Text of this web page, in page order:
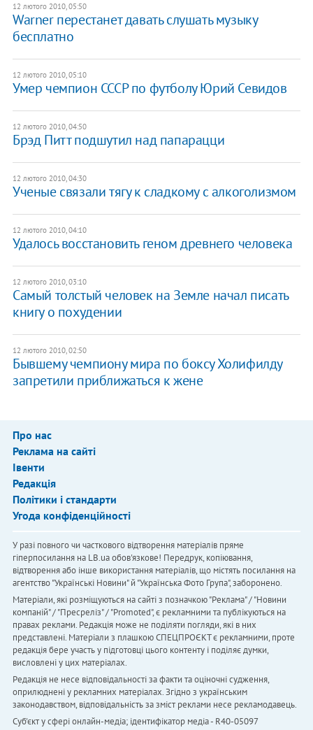
12 лютого 2010, 05:50
Warner перестанет давать слушать музыку
бесплатно
12 лютого 2010, 05:10
Умер чемпион СССР по футболу Юрий Севидов
12 лютого 2010, 04:50
Брэд Питт подшутил над папарацци
12 лютого 2010, 04:30
Ученые связали тягу к сладкому с алкоголизмом
12 лютого 2010, 04:10
Удалось восстановить геном древнего человека
12 лютого 2010, 03:10
Самый толстый человек на Земле начал писать
книгу о похудении
12 лютого 2010, 02:50
Бывшему чемпиону мира по боксу Холифилду
запретили приближаться к жене
Про нас
Реклама на сайті
Івенти
Редакція
Політики і стандарти
Угода конфіденційності
У разі повного чи часткового відтворення матеріалів пряме
гіперпосилання на LB.ua обов'язкове! Передрук, копіювання,
відтворення або інше використання матеріалів, що містять посилання на
агентство "Українськi Новини" й "Українська Фото Група", заборонено.
Матеріали, які розміщуються на сайті з позначкою "Реклама" / "Новини
компаній" / "Пресреліз" / "Promoted", є рекламними та публікуються на
правах реклами. Редакція може не поділяти погляди, які в них
представлені. Матеріали з плашкою СПЕЦПРОЄКТ є рекламними, проте
редакція бере участь у підготовці цього контенту і поділяє думки,
висловлені у цих матеріалах.
Редакція не несе відповідальності за факти та оціночні судження,
оприлюднені у рекламних матеріалах. Згідно з українським
законодавством, відповідальність за зміст реклами несе рекламодавець.
Cуб'єкт у сфері онлайн-медіа; ідентифікатор медіа - R40-05097